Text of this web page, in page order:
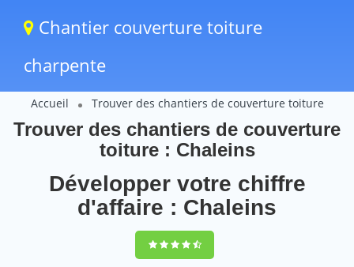
Chantier couverture toiture
charpente
Accueil Trouver des chantiers de couverture toiture
Trouver des chantiers de couverture
toiture : Chaleins
Développer votre chiffre
d'affaire : Chaleins